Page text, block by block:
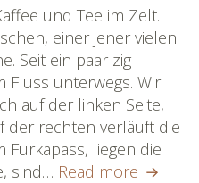
und Tee im Zelt.
einer jener vielen
Seit ein paar zig
Fluss unterwegs. Wir
auf der linken Seite,
der rechten verläuft die
Furkapass, liegen die
sind… Read more Hotel